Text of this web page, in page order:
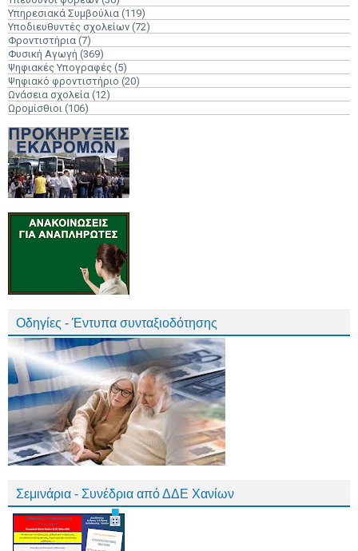
Υπηρεσιακά Συμβούλια (119)
Υποδιευθυντές σχολείων (72)
Φροντιστήρια (7)
Φυσική Αγωγή (369)
Ψηφιακές Υπογραφές (5)
Ψηφιακό φροντιστήριο (20)
Ωνάσεια σχολεία (12)
Ωρομίσθιοι (106)
Οδηγίες - Έντυπα συνταξιοδότησης
Σεμινάρια - Συνέδρια από ΔΔΕ Χανίων